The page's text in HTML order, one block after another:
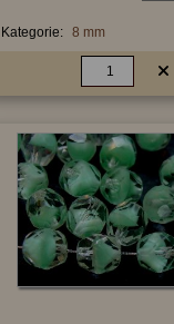
Kategorie: 8 mm